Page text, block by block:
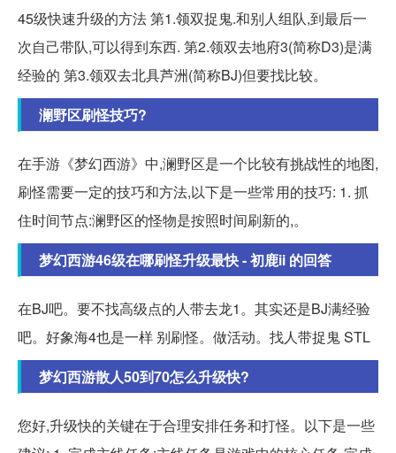
45级快速升级的方法 第1.领双捉鬼.和别人组队,到最后一
次自己带队,可以得到东西. 第2.领双去地府3(简称D3)是满
经验的 第3.领双去北具芦洲(简称BJ)但要找比较。
澜野区刷怪技巧?
在手游《梦幻西游》中,澜野区是一个比较有挑战性的地图,
刷怪需要一定的技巧和方法,以下是一些常用的技巧: 1. 抓
住时间节点:澜野区的怪物是按照时间刷新的,。
梦幻西游46级在哪刷怪升级最快 - 初鹿ii 的回答
在BJ吧。要不找高级点的人带去龙1。其实还是BJ满经验
吧。好象海4也是一样 别刷怪。做活动。找人带捉鬼 STL
梦幻西游散人50到70怎么升级快?
您好,升级快的关键在于合理安排任务和打怪。以下是一些